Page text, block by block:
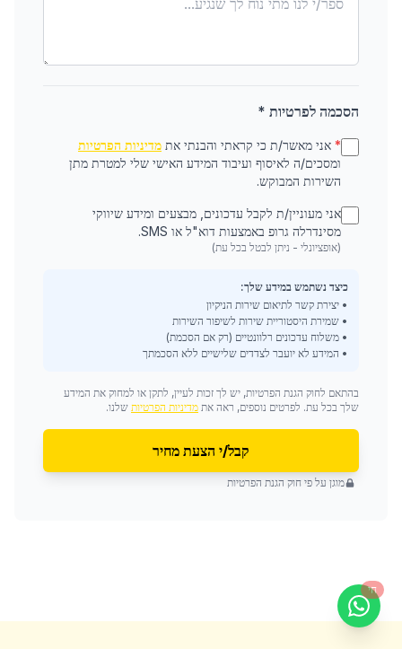
הסכמה לפרטיות *
* אני מאשר/ת כי קראתי והבנתי את מדיניות הפרטיות
ומסכים/ה לאיסוף ועיבוד המידע האישי שלי למטרת מתן
השירות המבוקש.
אני מעוניין/ת לקבל עדכונים, מבצעים ומידע שיווקי
מסינדרלה גרופ באמצעות דוא"ל או SMS.
(אופציונלי - ניתן לבטל בכל עת)
כיצד נשתמש במידע שלך:
• יצירת קשר לתיאום שירות הניקיון
• שמירת היסטוריית שירות לשיפור השירות
• משלוח עדכונים רלוונטיים (רק אם הסכמת)
• המידע לא יועבר לצדדים שלישיים ללא הסכמתך
בהתאם לחוק הגנת הפרטיות, יש לך זכות לעיין, לתקן או למחוק את המידע
שלך בכל עת. לפרטים נוספים, ראה את מדיניות הפרטיות שלנו.
קבל/י הצעת מחיר
מוגן על פי חוק הגנת הפרטיות
חי